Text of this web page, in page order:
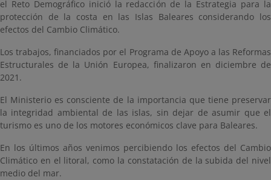
el Reto Demográfico inició la redacción de la Estrategia para la
protección de la costa en las Islas Baleares considerando los
efectos del Cambio Climático.
Los trabajos, financiados por el Programa de Apoyo a las Reformas
Estructurales de la Unión Europea, finalizaron en diciembre de
2021.
El Ministerio es consciente de la importancia que tiene preservar
la integridad ambiental de las islas, sin dejar de asumir que el
turismo es uno de los motores económicos clave para Baleares.
En los últimos años venimos percibiendo los efectos del Cambio
Climático en el litoral, como la constatación de la subida del nivel
medio del mar.